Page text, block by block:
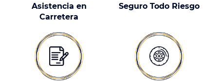
Asistencia en
Carretera
Seguro Todo Riesgo